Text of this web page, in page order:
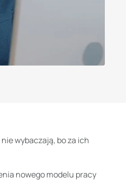
wybaczają, bo za ich
nowego modelu pracy